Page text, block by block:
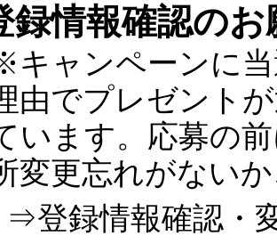
録情報確認のお
キャンペーンに
由でプレゼント
います。応募の
変更忘れがない
⇒登録情報確認・